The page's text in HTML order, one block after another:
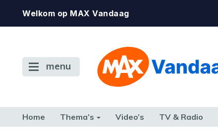
Welkom op MAX Vandaag
menu
Home Thema’s Video’s TV & Radio